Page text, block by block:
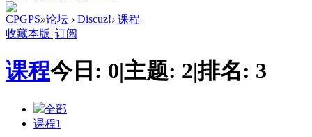
CPGPS»论坛 › Discuz!› 课程
收藏本版 |订阅
课程今日: 0|主题: 2|排名: 3
全部
课程1